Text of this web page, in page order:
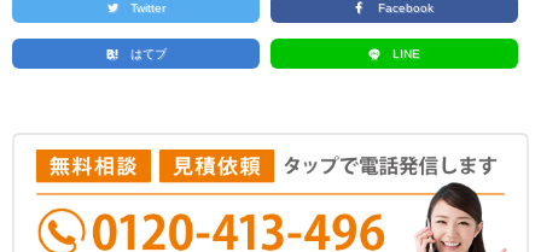
Twitter Facebook
はてブ LINE